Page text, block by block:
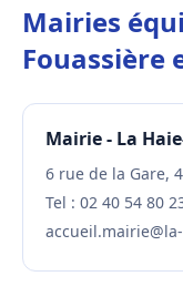
Mairies
Fouassière
Mairie - La
6 rue de la Gare,
Tel : 02 40 54 80